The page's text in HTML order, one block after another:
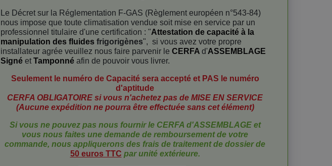
Le Décret sur la Réglementation F-GAS (Règlement européen n°543-84)
nous impose que toute climatisation vendue soit mise en service par un
professionnel titulaire d'une certification : "Attestation de capacité à la
manipulation des fluides frigorigènes", si vous avez votre propre
installateur agrée veuillez nous faire parvenir le CERFA d'ASSEMBLAGE
Signé et Tamponné afin de pouvoir vous livrer.
Seulement le numéro de Capacité sera accepté et PAS le numéro
d'aptitude
CERFA OBLIGATOIRE si vous n'achetez pas de MISE EN SERVICE
(Aucune expédition ne pourra être effectuée sans cet élément)
Si vous ne pouvez pas nous fournir le CERFA d'ASSEMBLAGE et
vous nous faites une demande de remboursement de votre
commande, nous appliquerons des frais de traitement de dossier de
50 euros TTC par unité extérieure.